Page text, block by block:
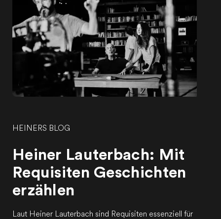
HEINERS BLOG
Heiner Lauterbach: Mit
Requisiten Geschichten
erzählen
Laut Heiner Lauterbach sind Requisiten essenziell für